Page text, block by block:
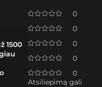
1500
0
0
0
0
0
Atsiliepimą gali